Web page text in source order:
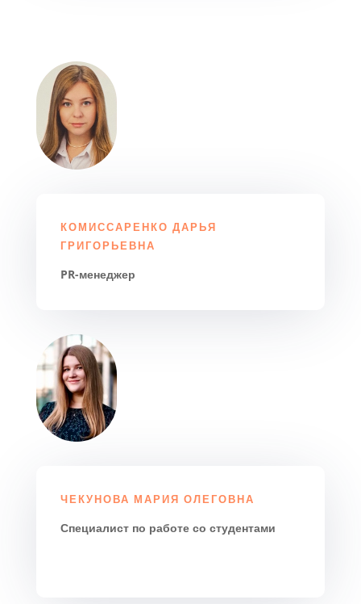
КОМИССАРЕНКО ДАРЬЯ
ГРИГОРЬЕВНА
PR-менеджер
ЧЕКУНОВА МАРИЯ ОЛЕГОВНА
Специалист по работе со студентами